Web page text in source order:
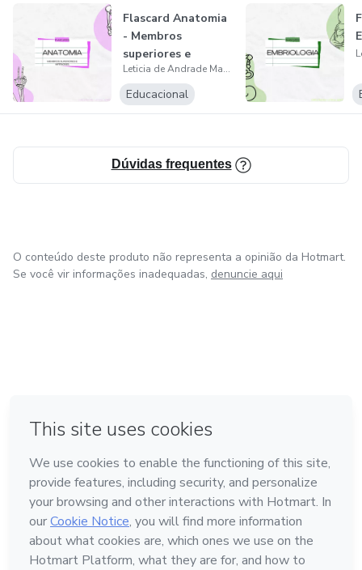
Flascard Anatomia
- Membros
superiores e
inferiores
Leticia de Andrade Maldonado Aires
Educacional
Dúvidas frequentes
O conteúdo deste produto não representa a opinião da Hotmart.
Se você vir informações inadequadas, denuncie aqui
Feito com ❤ na Cidade do México
Conheça a Hotmart
Idioma